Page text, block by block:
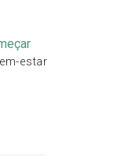
estar